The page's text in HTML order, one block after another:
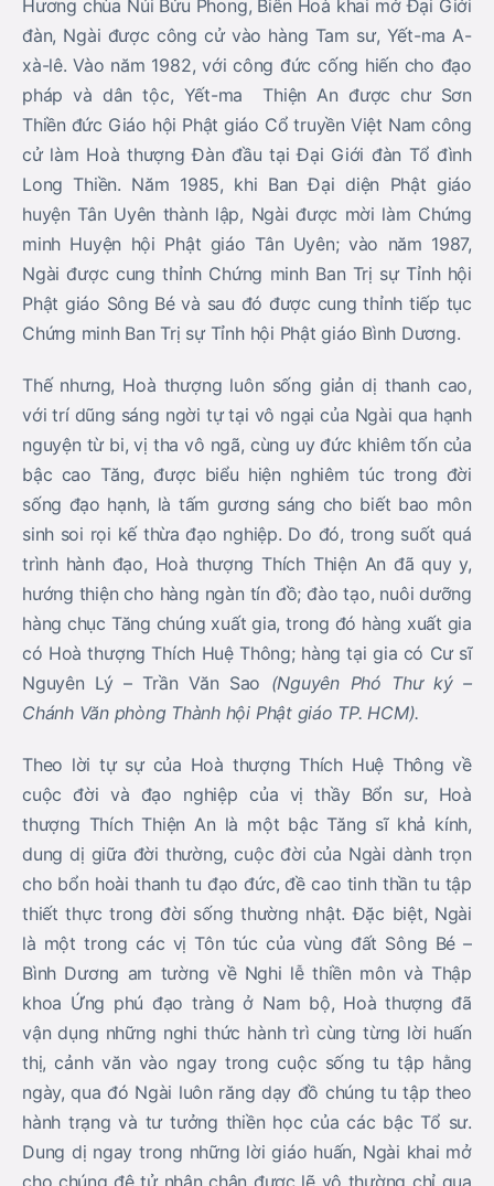
Phật giáo Sông Bé và sau đó được cung thỉnh tiếp tục
Chứng minh Ban Trị sự Tỉnh hội Phật giáo Bình Dương.
Thế nhưng, Hoà thượng luôn sống giản dị thanh cao,
với trí dũng sáng ngời tự tại vô ngại của Ngài qua hạnh
nguyện từ bi, vị tha vô ngã, cùng uy đức khiêm tốn của
bậc cao Tăng, được biểu hiện nghiêm túc trong đời
sống đạo hạnh, là tấm gương sáng cho biết bao môn
sinh soi rọi kế thừa đạo nghiệp. Do đó, trong suốt quá
trình hành đạo, Hoà thượng Thích Thiện An đã quy y,
hướng thiện cho hàng ngàn tín đồ; đào tạo, nuôi dưỡng
có Hoà thượng Thích Huệ Thông; hàng tại gia có Cư sĩ
Nguyên Lý – Trần Văn Sao(Nguyên Phó Thư ký –
Chánh Văn phòng Thành hội Phật giáo TP. HCM).
Theo lời tự sự của Hoà thượng Thích Huệ Thông về
cuộc đời và đạo nghiệp của vị thầy Bổn sư, Hoà
thượng Thích Thiện An là một bậc Tăng sĩ khả kính,
dung dị giữa đời thường, cuộc đời của Ngài dành trọn
cho bổn hoài thanh tu đạo đức, đề cao tinh thần tu tập
thiết thực trong đời sống thường nhật. Đặc biệt, Ngài
là một trong các vị Tôn túc của vùng đất Sông Bé –
Bình Dương am tường về Nghi lễ thiền môn và Thập
vận dụng những nghi thức hành trì cùng từng lời huấn
thị, cảnh văn vào ngay trong cuộc sống tu tập hằng
ngày, qua đó Ngài luôn răng dạy đồ chúng tu tập theo
hành trạng và tư tưởng thiền học của các bậc Tổ sư.
Dung dị ngay trong những lời giáo huấn, Ngài khai mở
cho chúng đệ tử nhận chân được lẽ vô thường chỉ qua
những câu kệ thân thuộc trong các buổi hành trì, công
phu thường nhật của Thiền môn như:“Thị nhật dĩ quá,
mạng diệc tùy giảm, như thiểu thủy ngư, tư hữu hà
lạc…”;khuyến tu, khuyến học qua những bài văn Cảnh
sách của Tổ Quy Sơn:“ Phù xuất gia giả, phát túc siêu
phương, tâm hình dị tục, thiệu long thánh chủng, chấn
nhiếp ma quân, dụng báo tứ ân, bạt tế tam hữu…” (Là
người xuất gia phải cất bước vượt tới phương trời cao
rộng, tâm tánh và hình dung khác hẳn thế tục, tiếp nối